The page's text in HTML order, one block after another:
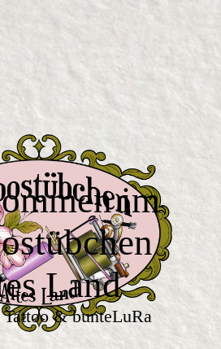
im
Land
& bunteLuRa